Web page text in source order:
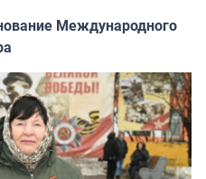
Международного